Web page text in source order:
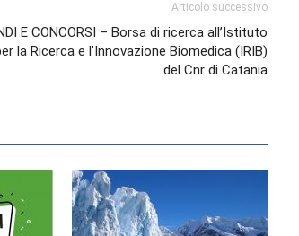
Articolo successivo
E CONCORSI – Borsa di ricerca all’Istituto
la Ricerca e l’Innovazione Biomedica (IRIB)
del Cnr di Catania